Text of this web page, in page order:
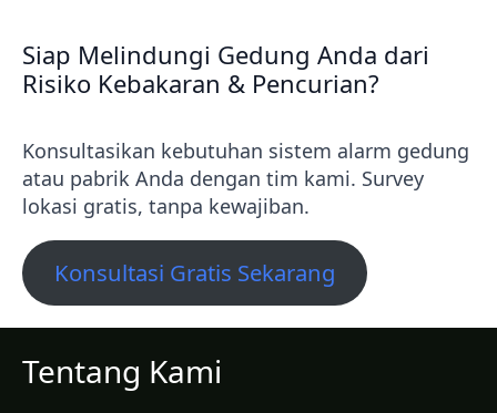
Siap Melindungi Gedung Anda dari
Risiko Kebakaran & Pencurian?
Konsultasikan kebutuhan sistem alarm gedung
atau pabrik Anda dengan tim kami. Survey
lokasi gratis, tanpa kewajiban.
Konsultasi Gratis Sekarang
Tentang Kami